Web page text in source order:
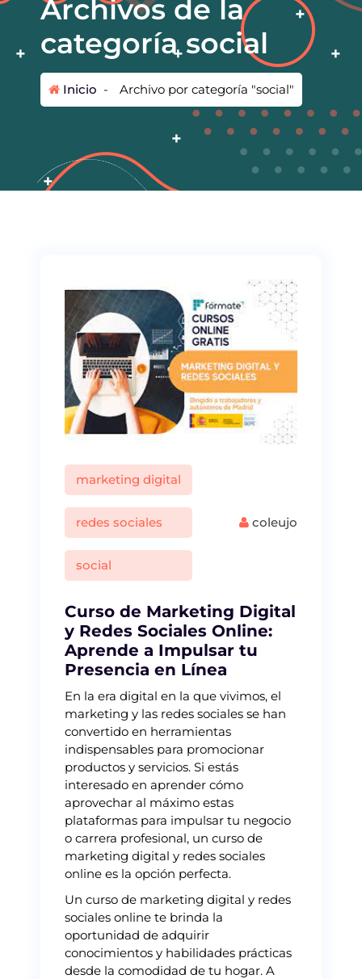
Archivos de la
categoría social
Inicio - Archivo por categoría "social"
marketing digital
redes sociales
social
coleujo
Curso de Marketing Digital
y Redes Sociales Online:
Aprende a Impulsar tu
Presencia en Línea
En la era digital en la que vivimos, el
marketing y las redes sociales se han
convertido en herramientas
indispensables para promocionar
productos y servicios. Si estás
interesado en aprender cómo
aprovechar al máximo estas
plataformas para impulsar tu negocio
o carrera profesional, un curso de
marketing digital y redes sociales
online es la opción perfecta.
Un curso de marketing digital y redes
sociales online te brinda la
oportunidad de adquirir
conocimientos y habilidades prácticas
desde la comodidad de tu hogar. A